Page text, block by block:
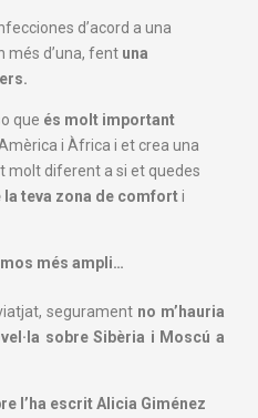
d’acord a una
més d’una, fent una
que és molt important
i Àfrica i et crea una
molt diferent a si et quedes
la teva zona de comforti
més ampli…
segurament no m’hauria
sobre Sibèria i Moscú a
l’ha escrit Alicia Giménez